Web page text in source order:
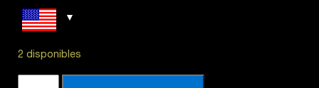
2 disponibles